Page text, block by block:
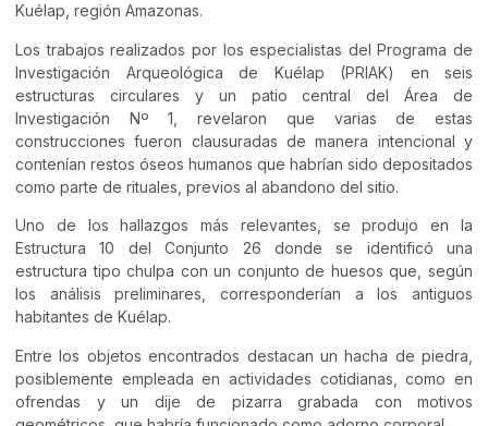
Kuélap, región Amazonas.
Los trabajos realizados por los especialistas del Programa de
Investigación Arqueológica de Kuélap (PRIAK) en seis
estructuras circulares y un patio central del Área de
Investigación Nº 1, revelaron que varias de estas
construcciones fueron clausuradas de manera intencional y
contenían restos óseos humanos que habrían sido depositados
como parte de rituales, previos al abandono del sitio.
Uno de los hallazgos más relevantes, se produjo en la
Estructura 10 del Conjunto 26 donde se identificó una
estructura tipo chulpa con un conjunto de huesos que, según
los análisis preliminares, corresponderían a los antiguos
habitantes de Kuélap.
Entre los objetos encontrados destacan un hacha de piedra,
posiblemente empleada en actividades cotidianas, como en
ofrendas y un dije de pizarra grabada con motivos